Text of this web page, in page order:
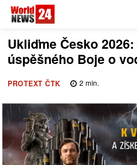
Ukliďme Česko
úspěšného Boje o
PROTEXT ČTK 2 min.